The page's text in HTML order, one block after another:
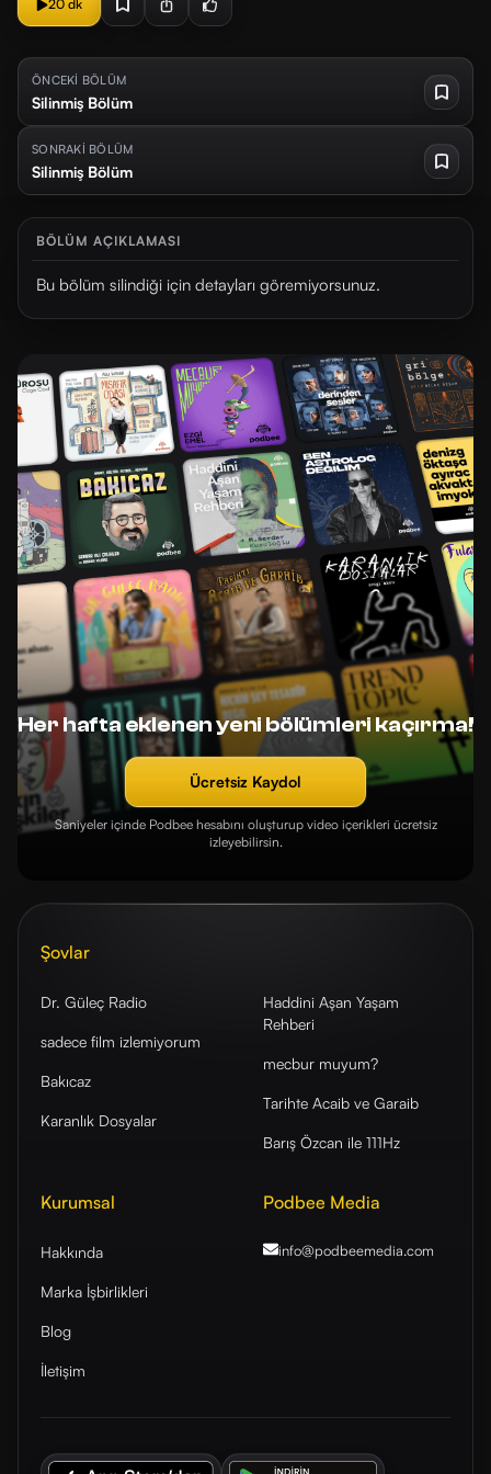
20 dk
ÖNCEKİ BÖLÜM
Silinmiş Bölüm
SONRAKİ BÖLÜM
Silinmiş Bölüm
BÖLÜM AÇIKLAMASI
Bu bölüm silindiği için detayları göremiyorsunuz.
Her hafta eklenen yeni bölümleri kaçırma!
Ücretsiz Kaydol
Saniyeler içinde Podbee hesabını oluşturup video içerikleri ücretsiz
izleyebilirsin.
Şovlar
Dr. Güleç Radio
sadece film izlemiyorum
Bakıcaz
Karanlık Dosyalar
Haddini Aşan Yaşam
Rehberi
mecbur muyum?
Tarihte Acaib ve Garaib
Barış Özcan ile 111Hz
Kurumsal
Hakkında
Marka İşbirlikleri
Blog
İletişim
Podbee Media
info@podbeemedia.com